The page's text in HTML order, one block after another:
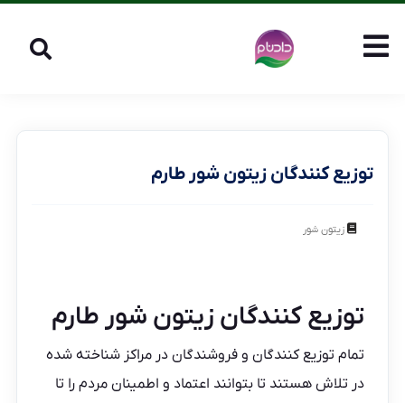
توزیع کنندگان زیتون شور طارم
زیتون شور
توزیع کنندگان زیتون شور طارم
تمام توزیع کنندگان و فروشندگان در مراکز شناخته شده
در تلاش هستند تا بتوانند اعتماد و اطمینان مردم را تا